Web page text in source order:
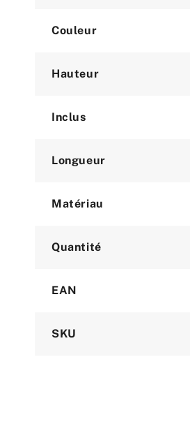
Couleur
Hauteur
Inclus
Longueur
Matériau
Quantité
EAN
SKU